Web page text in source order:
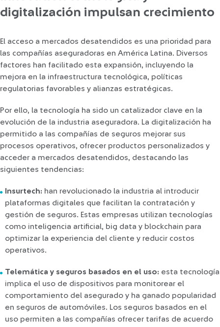
digitalización impulsan crecimiento
El acceso a mercados desatendidos es una prioridad para
las compañías aseguradoras en América Latina. Diversos
factores han facilitado esta expansión, incluyendo la
mejora en la infraestructura tecnológica, políticas
regulatorias favorables y alianzas estratégicas.
Por ello, la tecnología ha sido un catalizador clave en la
evolución de la industria aseguradora. La digitalización ha
permitido a las compañías de seguros mejorar sus
procesos operativos, ofrecer productos personalizados y
acceder a mercados desatendidos, destacando las
siguientes tendencias:
Insurtech: han revolucionado la industria al introducir
plataformas digitales que facilitan la contratación y
gestión de seguros. Estas empresas utilizan tecnologías
como inteligencia artificial, big data y blockchain para
optimizar la experiencia del cliente y reducir costos
operativos.
Telemática y seguros basados en el uso: esta tecnología
implica el uso de dispositivos para monitorear el
comportamiento del asegurado y ha ganado popularidad
en seguros de automóviles. Los seguros basados en el
uso permiten a las compañías ofrecer tarifas de acuerdo